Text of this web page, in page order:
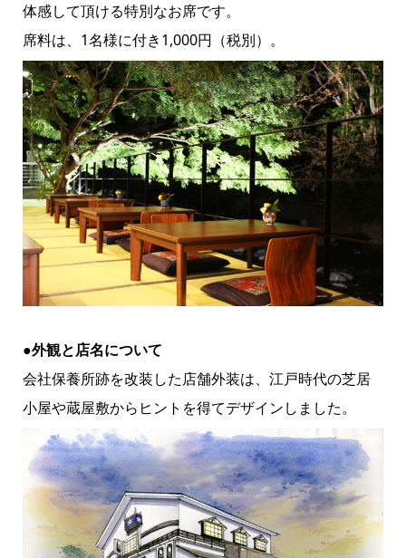
体感して頂ける特別なお席です。
席料は、1名様に付き1,000円（税別）。
●外観と店名について
会社保養所跡を改装した店舗外装は、江戸時代の芝居
小屋や蔵屋敷からヒントを得てデザインしました。